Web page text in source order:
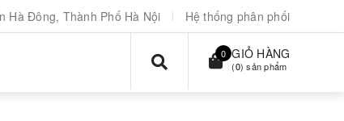
Hà Đông, Thành Phố Hà Nội Hệ thống phân phối
0 GIỎ HÀNG
(0) sản phẩm